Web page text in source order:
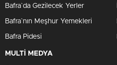
Bafra`da Gezilecek Yerler
Bafra`nın Meşhur Yemekleri
Bafra Pidesi
MULTİ MEDYA